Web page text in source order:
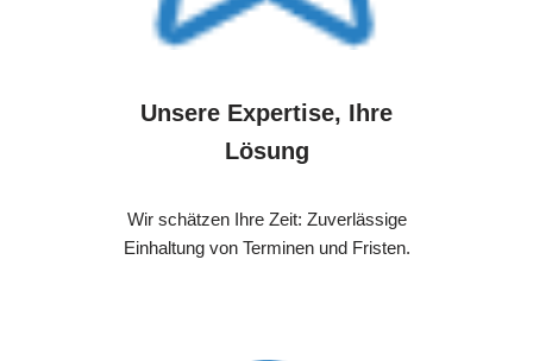
Unsere Expertise, Ihre
Lösung
Wir schätzen Ihre Zeit: Zuverlässige
Einhaltung von Terminen und Fristen.